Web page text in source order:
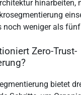
hinarbeiten,
noch weniger als
Zero-Trust-
bietet